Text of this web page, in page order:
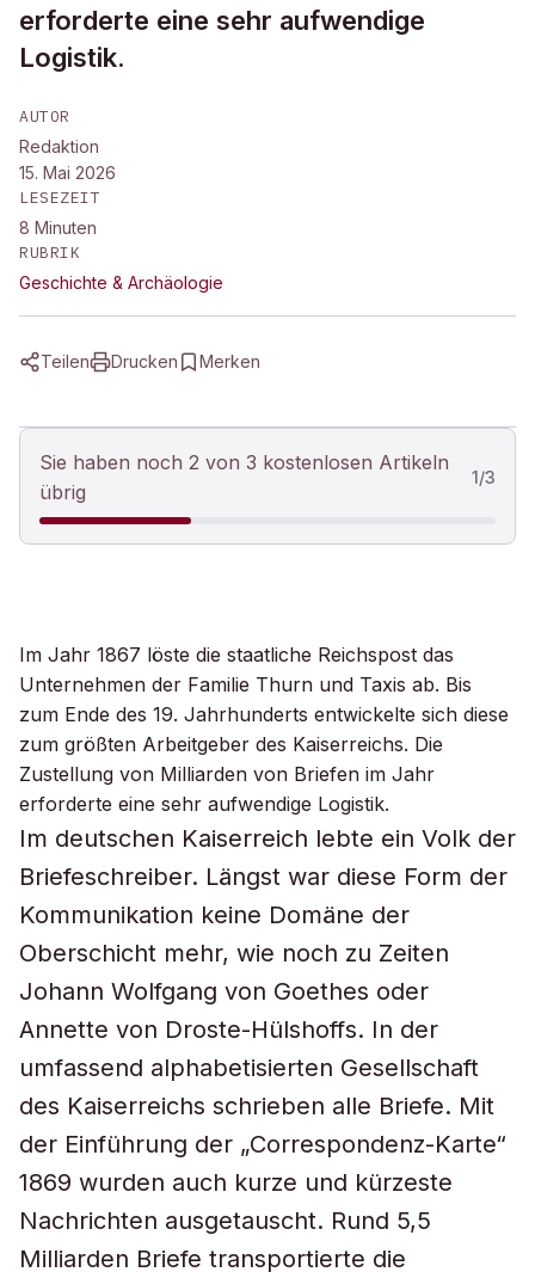
erforderte eine sehr aufwendige
Logistik.
AUTOR
Redaktion
15. Mai 2026
LESEZEIT
8 Minuten
RUBRIK
Geschichte & Archäologie
Teilen Drucken Merken
Sie haben noch 2 von 3 kostenlosen Artikeln
übrig
1/3
Im Jahr 1867 löste die staatliche Reichspost das
Unternehmen der Familie Thurn und Taxis ab. Bis
zum Ende des 19. Jahrhunderts entwickelte sich diese
zum größten Arbeitgeber des Kaiserreichs. Die
Zustellung von Milliarden von Briefen im Jahr
erforderte eine sehr aufwendige Logistik.
Im deutschen Kaiserreich lebte ein Volk der
Briefeschreiber. Längst war diese Form der
Kommunikation keine Domäne der
Oberschicht mehr, wie noch zu Zeiten
Johann Wolfgang von Goethes oder
Annette von Droste-Hülshoffs. In der
umfassend alphabetisierten Gesellschaft
des Kaiserreichs schrieben alle Briefe. Mit
der Einführung der „Correspondenz-Karte“
1869 wurden auch kurze und kürzeste
Nachrichten ausgetauscht. Rund 5,5
Milliarden Briefe transportierte die